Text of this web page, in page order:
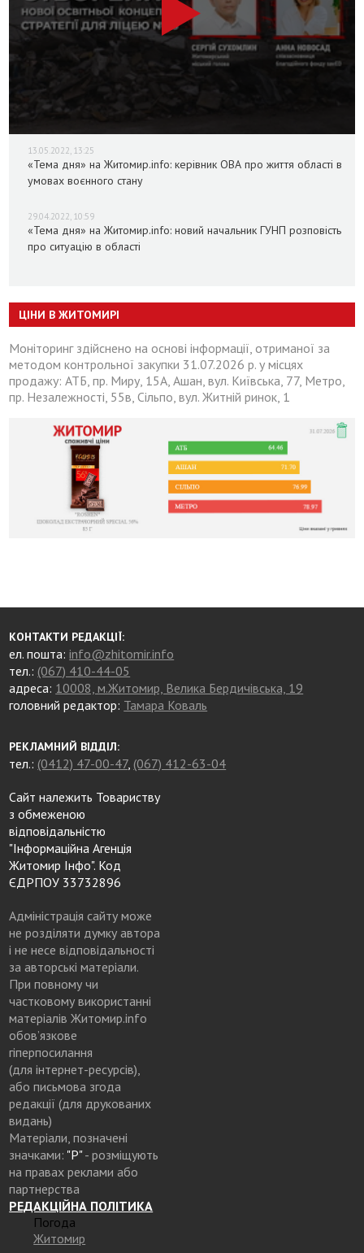
13.05.2022, 13:25
«Тема дня» на Житомир.info: керівник ОВА про життя області в
умовах воєнного стану
29.04.2022, 10:59
«Тема дня» на Житомир.info: новий начальник ГУНП розповість
про ситуацію в області
ЦІНИ В ЖИТОМИРІ
Моніторинг здійснено на основі інформації, отриманої за
методом контрольної закупки 31.07.2026 р. у місцях
продажу: АТБ, пр. Миру, 15А, Ашан, вул. Київська, 77, Метро,
пр. Незалежності, 55в, Сільпо, вул. Житній ринок, 1
КОНТАКТИ РЕДАКЦІЇ:
ел. пошта:info@zhitomir.info
тел.: (067) 410-44-05
адреса: 10008, м.Житомир, Велика Бердичівська, 19
головний редактор: Тамара Коваль
РЕКЛАМНИЙ ВІДДІЛ:
тел.: (0412) 47-00-47, (067) 412-63-04
Сайт належить Товариству
з обмеженою
відповідальністю
"Інформаційна Агенція
Житомир Інфо". Код
ЄДРПОУ 33732896
Адміністрація сайту може
не розділяти думку автора
і не несе відповідальності
за авторські матеріали.
При повному чи
частковому використанні
матеріалів Житомир.info
обов’язкове
гіперпосилання
(для інтернет-ресурсів),
або письмова згода
редакції (для друкованих
видань)
Матеріали, позначені
значками: "Р"- розміщують
на правах реклами або
партнерства
РЕДАКЦІЙНА ПОЛІТИКА
Погода
Житомир